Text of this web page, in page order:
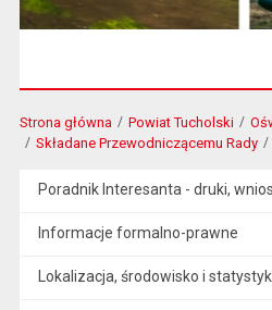
Strona główna Powiat Tucholski
Składane Przewodniczącemu Rady
Poradnik Interesanta - druki,
Informacje formalno-prawne
Lokalizacja, środowisko i